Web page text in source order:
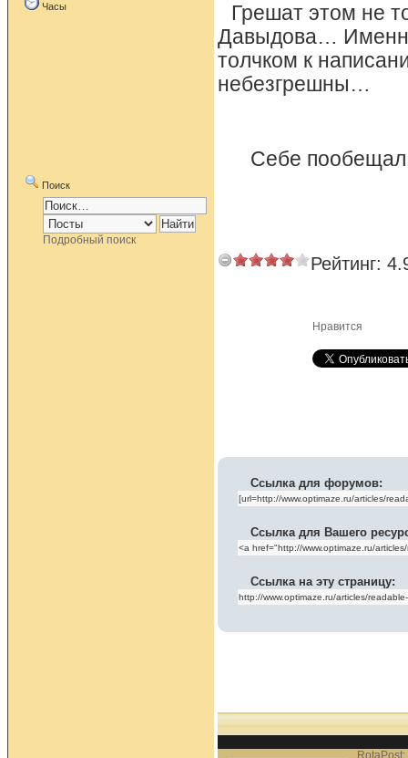
Часы
Поиск
Подробный поиск
Грешат этом не
Давыдова…
толчком к
небезгрешны…
Себе
Рейтинг:
Нравится
Ссылка для форумов:
Ссылка для Вашего
Ссылка на эту страницу: